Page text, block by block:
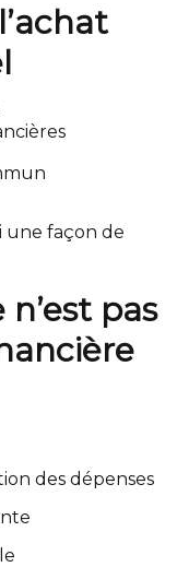
une façon de
pas
des dépenses